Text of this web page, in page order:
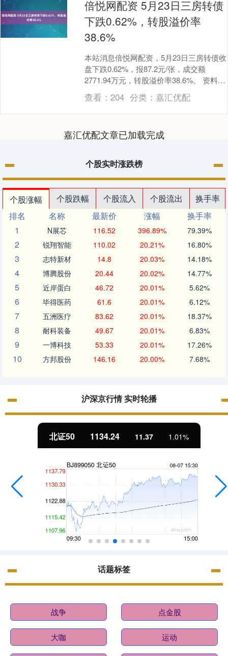
倍悦网配资 5月23日三房转债
下跌0.62%，转股溢价率
38.6%
本站消息倍悦网配资，5月23日三房转债收
盘下跌0.62%，报87.2元/张，成交额
2771.94万元，转股溢价率38.6%。 资料显
示，三房转债信用级别为“AA....
查看：204 分类： 嘉汇优配
嘉汇优配文章已加载完成
个股实时涨跌榜
个股涨幅 个股跌幅 个股流入 个股流出
换手率
排名
名称 最新价 涨幅
换手率
1
N展芯 116.52 396.89% 79.39%
2 锐翔智能 110.02 20.21% 16.80%
3 志特新材 14.8 20.03% 14.18%
4 博腾股份 20.44 20.02% 14.77%
5 近岸蛋白 46.72 20.01% 5.62%
6 毕得医药 61.6 20.01% 6.12%
7 五洲医疗 83.62 20.01% 18.37%
8 耐科装备 49.67 20.01% 6.83%
9 一博科技 53.33 20.01% 17.26%
10 方邦股份 146.16 20.00% 7.68%
沪深京行情 实时轮播
北证50 1134.24 11.37 1.01%
话题标签
战争 点金股
大咖 运动